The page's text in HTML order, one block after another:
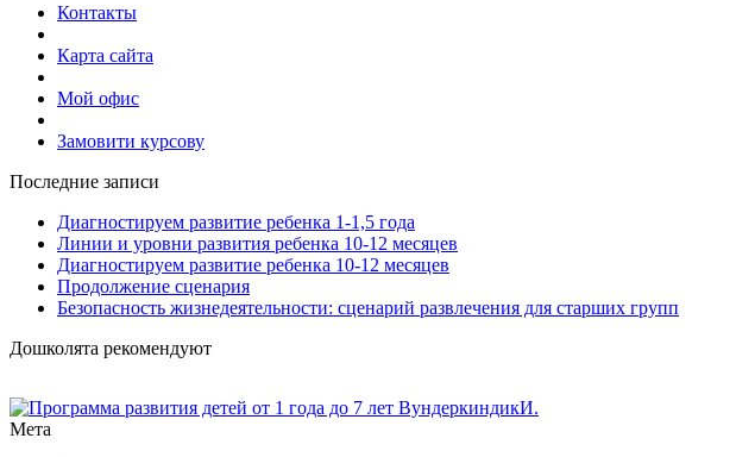
Контакты
Карта сайта
Мой офис
Замовити курсову
Последние записи
Диагностируем развитие ребенка 1-1,5 года
Линии и уровни развития ребенка 10-12 месяцев
Диагностируем развитие ребенка 10-12 месяцев
Продолжение сценария
Безопасность жизнедеятельности: сценарий развлечения для старших групп
Дошколята рекомендуют
Мета